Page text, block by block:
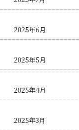
2025年6月
2025年5月
2025年4月
2025年3月